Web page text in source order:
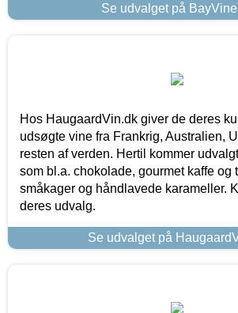
Se udvalget på
Hos HaugaardVin.dk giver de deres
udsøgte vine fra Frankrig, Australien,
resten af verden. Hertil kommer
som bl.a. chokolade, gourmet kaffe og
småkager og håndlavede karameller.
deres udvalg.
Se udvalget på